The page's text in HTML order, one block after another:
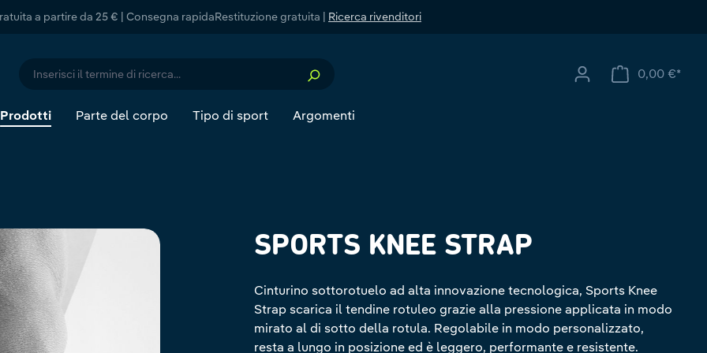
a partire da 25 € | Consegna rapidaRestituzione gratuita | Ricerca rivenditori
Prodotti Parte del corpo Tipo di sport Argomenti
0,00 €*Il
SPORTS KNEE STRAP
Cinturino sottorotuelo ad alta innovazione tecnologica, Sports Knee
Strap scarica il tendine rotuleo grazie alla pressione applicata in modo
mirato al di sotto della rotula. Regolabile in modo personalizzato,
resta a lungo in posizione ed è leggero, performante e resistente.